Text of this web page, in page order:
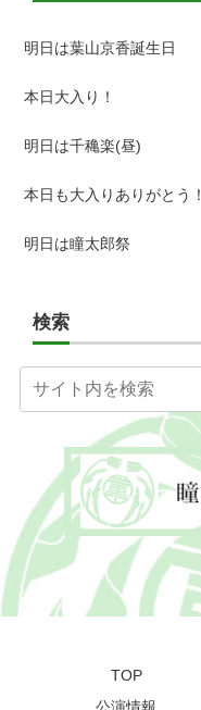
明日は葉山京香誕生日
本日大入り！
明日は千穐楽(昼)
本日も大入りありがとう！
明日は瞳太郎祭
検索
TOP